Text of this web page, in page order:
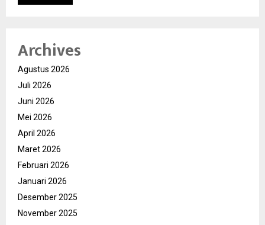
Archives
Agustus 2026
Juli 2026
Juni 2026
Mei 2026
April 2026
Maret 2026
Februari 2026
Januari 2026
Desember 2025
November 2025